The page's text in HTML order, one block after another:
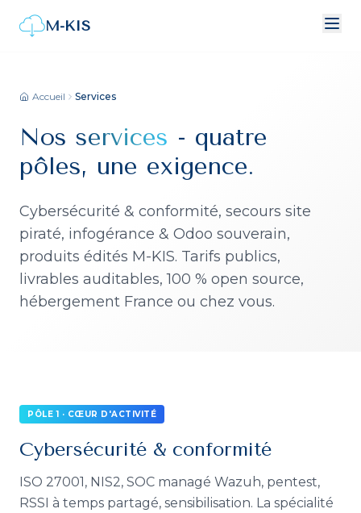
M-KIS
Accueil Services
Nos services - quatre
pôles, une exigence.
Cybersécurité & conformité, secours site
piraté, infogérance & Odoo souverain,
produits édités M-KIS. Tarifs publics,
livrables auditables, 100 % open source,
hébergement France ou chez vous.
PÔLE 1 · CŒUR D'ACTIVITÉ
Cybersécurité & conformité
ISO 27001, NIS2, SOC managé Wazuh, pentest,
RSSI à temps partagé, sensibilisation. La spécialité